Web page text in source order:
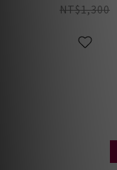
NT$1,300